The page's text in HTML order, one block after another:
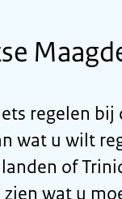
regelen bij
wat u wilt
of
wat u